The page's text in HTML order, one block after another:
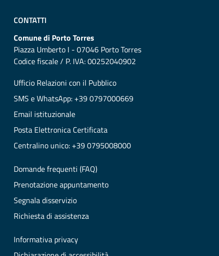
CONTATTI
Comune di Porto Torres
Piazza Umberto I - 07046 Porto Torres
Codice fiscale / P. IVA: 00252040902
Ufficio Relazioni con il Pubblico
SMS e WhatsApp: +39 0797000669
Email istituzionale
Posta Elettronica Certificata
Centralino unico: +39 0795008000
Domande frequenti (FAQ)
Prenotazione appuntamento
Segnala disservizio
Richiesta di assistenza
Informativa privacy